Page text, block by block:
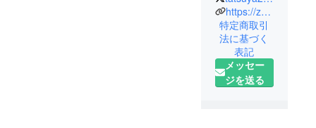
ティスト・
子役のマネ
ジメント/舞
台の企画・
https://zeropro.net/
特定商取引
法に基づく
表記
メッセー
ジを送る